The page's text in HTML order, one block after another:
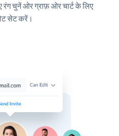
रंग चुनें ओर ग्राफ़ ओर चार्ट के लिए
सेट करें।